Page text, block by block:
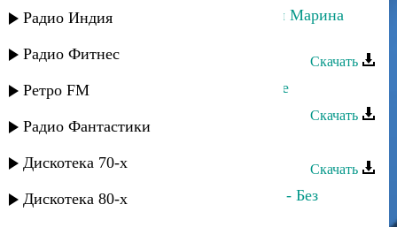
Радио Индия
Радио Фитнес
Ретро FM
Радио Фантастики
Дискотека 70-х
Дискотека 80-х
Даниэль Гарунов, Дина Мереуца и Марина
Скачать
Марина Алиева и Султан - Оре-оре
Скачать
Скачать
Марина Алиева и Аслан Гусейнов - Без